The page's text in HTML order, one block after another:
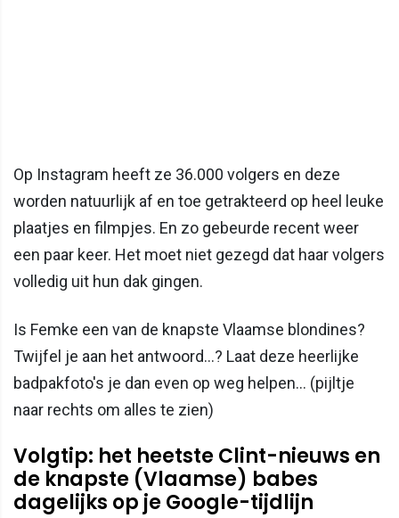
Op Instagram heeft ze 36.000 volgers en deze
worden natuurlijk af en toe getrakteerd op heel leuke
plaatjes en filmpjes. En zo gebeurde recent weer
een paar keer. Het moet niet gezegd dat haar volgers
volledig uit hun dak gingen.
Is Femke een van de knapste Vlaamse blondines?
Twijfel je aan het antwoord...? Laat deze heerlijke
badpakfoto's je dan even op weg helpen... (pijltje
naar rechts om alles te zien)
Volgtip: het heetste Clint-nieuws en
de knapste (Vlaamse) babes
dagelijks op je Google-tijdlijn